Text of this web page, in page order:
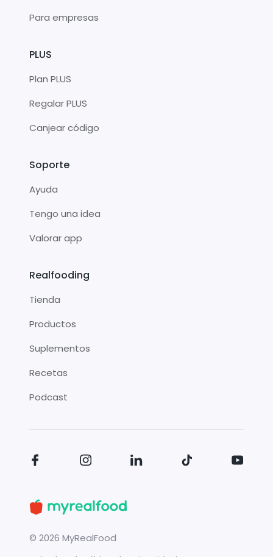
Para empresas
PLUS
Plan PLUS
Regalar PLUS
Canjear código
Soporte
Ayuda
Tengo una idea
Valorar app
Realfooding
Tienda
Productos
Suplementos
Recetas
Podcast
© 2026 MyRealFood